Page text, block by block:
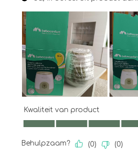
Kwaliteit van product
Kwaliteit van product, 4.0 van 5
Behulpzaam? (0) (0)